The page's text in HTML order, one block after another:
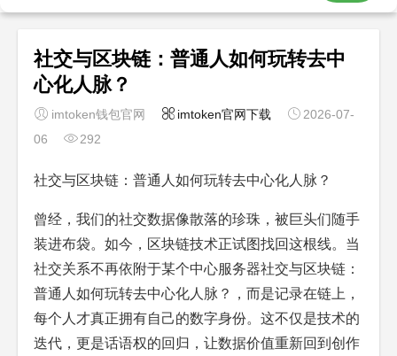
社交与区块链：普通人如何玩转去中
心化人脉？
imtoken钱包官网 imtoken官网下载
2026-07-
06
292
社交与区块链：普通人如何玩转去中心化人脉？
曾经，我们的社交数据像散落的珍珠，被巨头们随手
装进布袋。如今，区块链技术正试图找回这根线。当
社交关系不再依附于某个中心服务器社交与区块链：
普通人如何玩转去中心化人脉？，而是记录在链上，
每个人才真正拥有自己的数字身份。这不仅是技术的
迭代，更是话语权的回归，让数据价值重新回到创作